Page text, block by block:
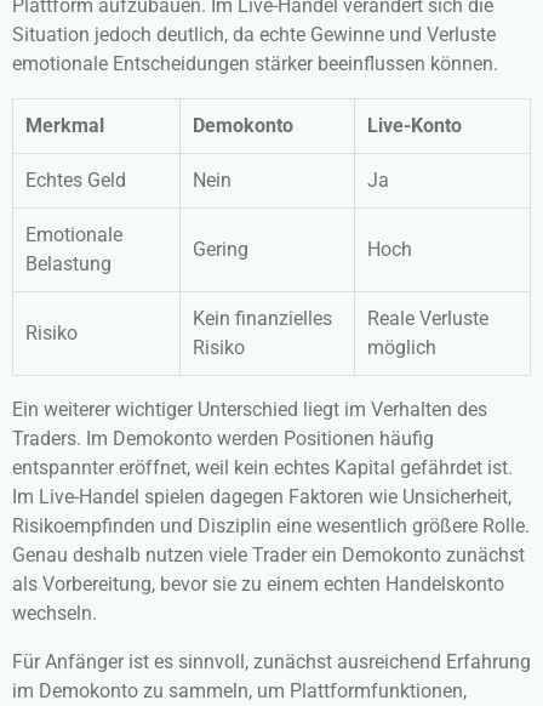
Plattform aufzubauen. Im Live-Handel verändert sich die
Situation jedoch deutlich, da echte Gewinne und Verluste
emotionale Entscheidungen stärker beeinflussen können.
Merkmal Demokonto Live-Konto
Echtes Geld Nein Ja
Emotionale
Belastung
Gering Hoch
Risiko
Kein finanzielles
Risiko
Reale Verluste
möglich
Ein weiterer wichtiger Unterschied liegt im Verhalten des
Traders. Im Demokonto werden Positionen häufig
entspannter eröffnet, weil kein echtes Kapital gefährdet ist.
Im Live-Handel spielen dagegen Faktoren wie Unsicherheit,
Risikoempfinden und Disziplin eine wesentlich größere Rolle.
Genau deshalb nutzen viele Trader ein Demokonto zunächst
als Vorbereitung, bevor sie zu einem echten Handelskonto
wechseln.
Für Anfänger ist es sinnvoll, zunächst ausreichend Erfahrung
im Demokonto zu sammeln, um Plattformfunktionen,